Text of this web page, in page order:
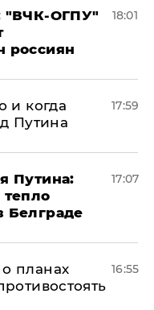
"ВЧК-ОГПУ"
россиян
18:01
и когда
Путина
17:59
Путина:
Белграде
17:07
планах
16:55